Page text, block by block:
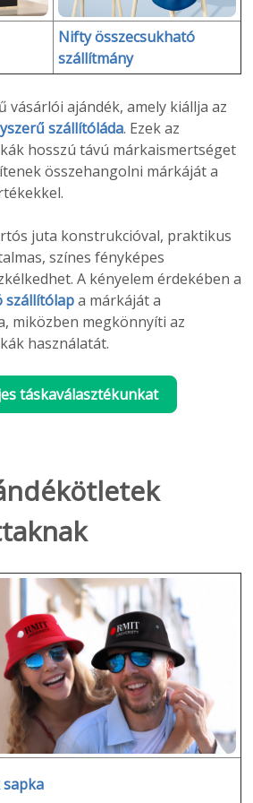
Nifty összecsukható
szállítmány
vásárlói ajándék, amely kiállja az
szállítóláda. Ezek az
hosszú távú márkaismertséget
összehangolni márkáját a
juta konstrukcióval, praktikus
színes fényképes
A kényelem érdekében a
szállítólapa márkáját a
miközben megkönnyíti az
használatát.
táskaválasztékunkat